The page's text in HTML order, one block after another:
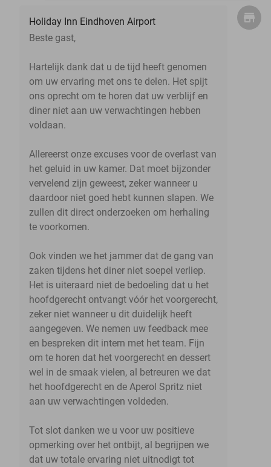
Holiday Inn Eindhoven Airport
Beste gast,
Hartelijk dank dat u de tijd heeft genomen
om uw ervaring met ons te delen. Het spijt
ons oprecht om te horen dat uw verblijf en
diner niet aan uw verwachtingen hebben
voldaan.
Allereerst onze excuses voor de overlast van
het geluid in uw kamer. Dat moet bijzonder
vervelend zijn geweest, zeker wanneer u
daardoor niet goed hebt kunnen slapen. We
zullen dit direct onderzoeken om herhaling
te voorkomen.
Ook vinden we het jammer dat de gang van
zaken tijdens het diner niet soepel verliep.
Het is uiteraard niet de bedoeling dat u het
hoofdgerecht ontvangt vóór het voorgerecht,
zeker niet wanneer u dit duidelijk heeft
aangegeven. We nemen uw feedback mee
en bespreken dit intern met het team. Fijn
om te horen dat het voorgerecht en dessert
wel in de smaak vielen, al betreuren we dat
het hoofdgerecht en de Aperol Spritz niet
aan uw verwachtingen voldeden.
Tot slot danken we u voor uw positieve
opmerking over het ontbijt, al begrijpen we
dat uw totale ervaring niet uitnodigt tot